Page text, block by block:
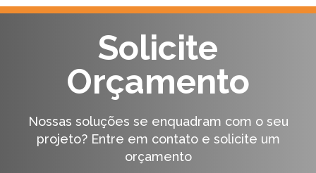
Solicite
Orçamento
Nossas soluções se enquadram com o seu
projeto?Entre em contato e solicite um
orçamento